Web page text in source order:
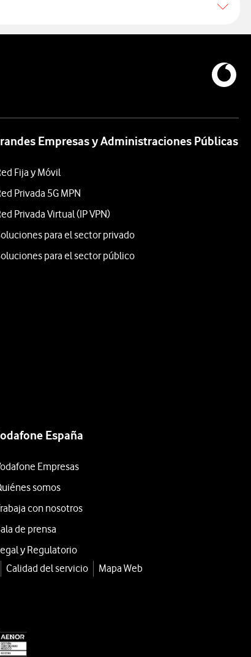
Empresas y Administraciones Públicas
Fija y Móvil
Privada 5G MPN
Privada Virtual (IP VPN)
para el sector privado
para el sector público
España
Empresas
somos
con nosotros
de prensa
y Regulatorio
Calidad del servicio
Mapa Web